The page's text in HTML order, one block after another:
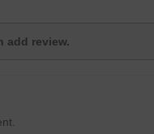
add review.